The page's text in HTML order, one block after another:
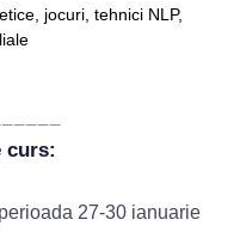
jocuri, tehnici NLP,
curs:
27-30 ianuarie